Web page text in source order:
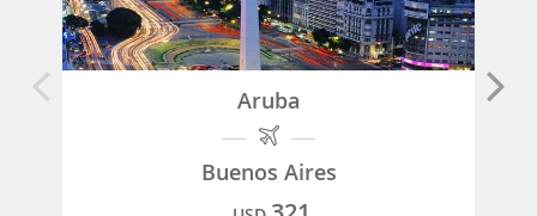
Aruba
Buenos Aires